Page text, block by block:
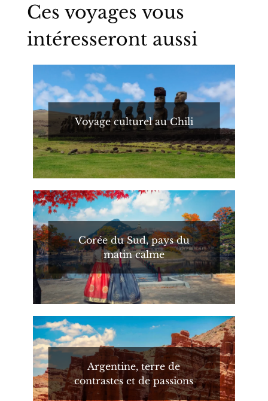
Ces voyages vous
intéresseront aussi
Voyage culturel au Chili
Corée du Sud, pays du
matin calme
Argentine, terre de
contrastes et de passions